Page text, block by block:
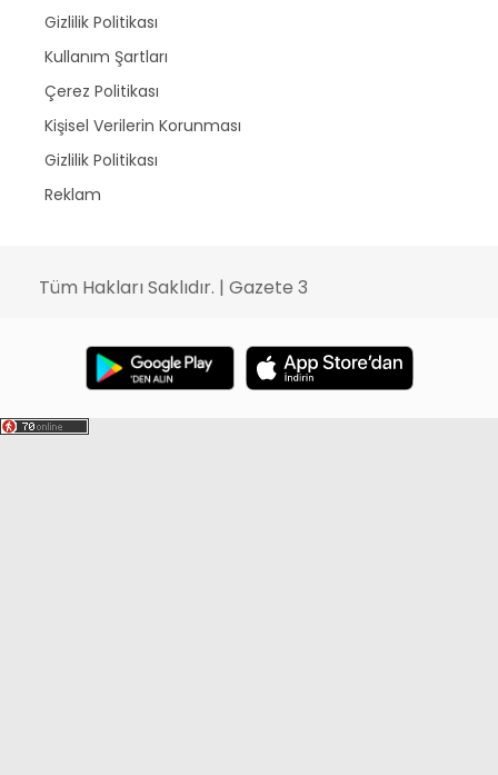
Gizlilik Politikası
Kullanım Şartları
Çerez Politikası
Kişisel Verilerin Korunması
Gizlilik Politikası
Reklam
Tüm Hakları Saklıdır. | Gazete 3